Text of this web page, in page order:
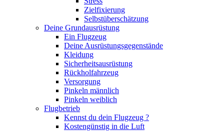
Zielfixierung
Selbstüberschätzung
Deine Grundausrüstung
Ein Flugzeug
Deine Ausrüstungsgegenstände
Kleidung
Sicherheitsausrüstung
Rückholfahrzeug
Versorgung
Pinkeln männlich
Pinkeln weiblich
Flugbetrieb
Kennst du dein Flugzeug ?
Kostengünstig in die Luft